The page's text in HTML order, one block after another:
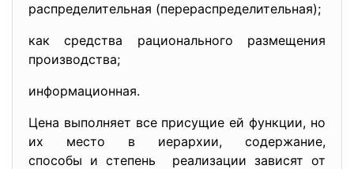
распределительная (перераспределительная);
как средства рационального размещения
производства;
информационная.
Цена выполняет все присущие ей функции, но
их место в иерархии, содержание,
способы и степень реализации зависят от